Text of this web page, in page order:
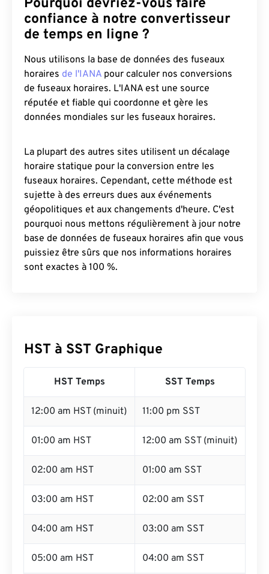
Pourquoi devriez-vous faire
confiance à notre convertisseur
de temps en ligne ?
Nous utilisons la base de données des fuseaux
horaires de l'IANA pour calculer nos conversions
de fuseaux horaires. L'IANA est une source
réputée et fiable qui coordonne et gère les
données mondiales sur les fuseaux horaires.
La plupart des autres sites utilisent un décalage
horaire statique pour la conversion entre les
fuseaux horaires. Cependant, cette méthode est
sujette à des erreurs dues aux événements
géopolitiques et aux changements d'heure. C'est
pourquoi nous mettons régulièrement à jour notre
base de données de fuseaux horaires afin que vous
puissiez être sûrs que nos informations horaires
sont exactes à 100 %.
HST à SST Graphique
HST Temps SST Temps
12:00 am HST (minuit) 11:00 pm SST
01:00 am HST 12:00 am SST (minuit)
02:00 am HST 01:00 am SST
03:00 am HST 02:00 am SST
04:00 am HST 03:00 am SST
05:00 am HST 04:00 am SST